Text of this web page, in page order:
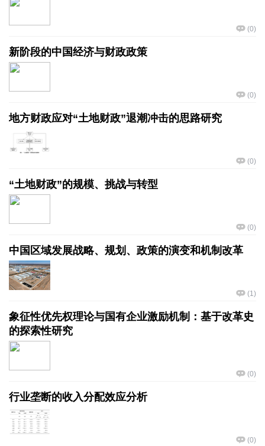
(0)
新阶段的中国经济与财政政策
(0)
地方财政应对“土地财政”退潮冲击的思路研究
(0)
“土地财政”的规模、挑战与转型
(0)
中国区域发展战略、规划、政策的演变和机制改革
(1)
象征性优先权理论与国有企业激励机制：基于改革史
的探索性研究
(0)
行业垄断的收入分配效应分析
(0)